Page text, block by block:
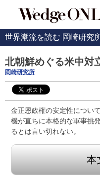
世界潮流を読む 岡崎研究
北朝鮮めぐる米中対
岡崎研究所
金正恩政権の安定性につい
機が直ちに本格的な軍事挑
るとは言い切れない。
本